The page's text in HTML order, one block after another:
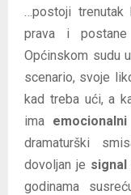
…postoji
prava i postane
Općinskom sudu
scenario, svoje
kad treba ući, a
ima
dramaturški
dovoljan je signal
godinama